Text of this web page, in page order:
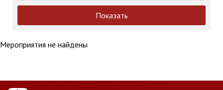
Показать
Мероприятия не найдены